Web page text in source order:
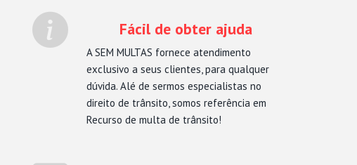
Fácil de obter ajuda
A SEM MULTAS fornece atendimento
exclusivo a seus clientes, para qualquer
dúvida. Alé de sermos especialistas no
direito de trânsito, somos referência em
Recurso de multa de trânsito!